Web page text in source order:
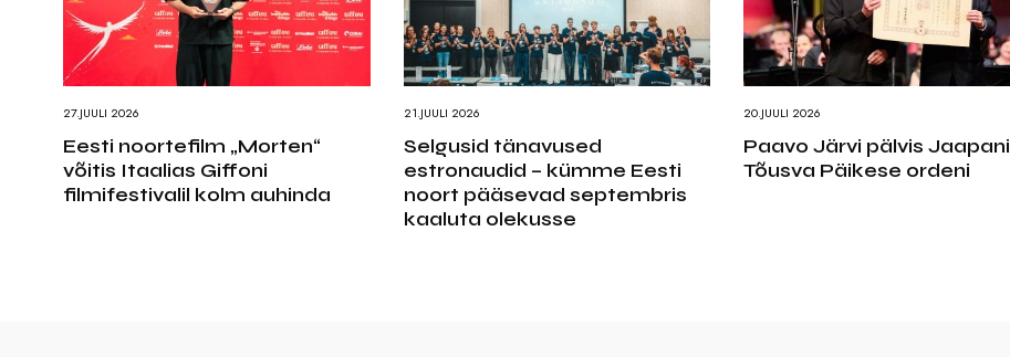
27.JUULI 2026
Eesti noortefilm „Morten“
võitis Itaalias Giffoni
filmifestivalil kolm auhinda
21.JUULI 2026
Selgusid tänavused
estronaudid – kümme Eesti
noort pääsevad septembris
kaaluta olekusse
20.JUULI 2026
Paavo Järvi pälvis Jaapani
Tõusva Päikese ordeni